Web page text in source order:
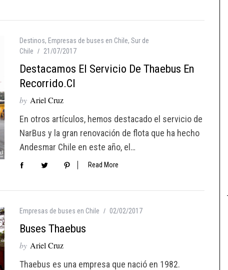
Destinos, Empresas de buses en Chile, Sur de
Chile
21/07/2017
Destacamos El Servicio De Thaebus En
Recorrido.cl
by Ariel Cruz
En otros artículos, hemos destacado el servicio de
NarBus y la gran renovación de flota que ha hecho
Andesmar Chile en este año, el…
Read More
Empresas de buses en Chile 02/02/2017
Buses Thaebus
by Ariel Cruz
Thaebus es una empresa que nació en 1982.